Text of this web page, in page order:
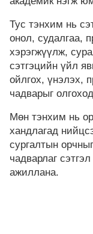
Тус тэнхим нь
онол, судалгаа,
хэрэгжүүлж,
сэтгэцийн үйл
ойлгох, үнэлэх,
чадварыг
Мөн тэнхим нь
хандлагад
сургалтын
чадварлаг
ажиллана.